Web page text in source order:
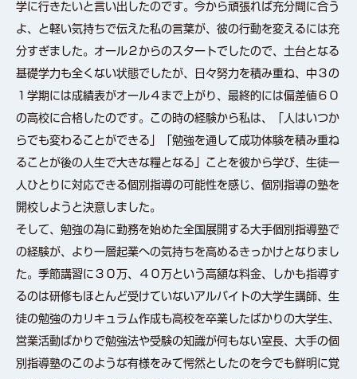
学に行きたいと言い出したのです。今から頑張れば充分間に合う
よ、と軽い気持ちで伝えた私の言葉が、彼の行動を変えるには充
分すぎました。オール２からのスタートでしたので、土台となる
基礎学力も全くない状態でしたが、日々努力を積み重ね、中３の
１学期には成績表がオール４まで上がり、最終的には偏差値６０
の高校に合格したのです。この時の経験から私は、「人はいつか
らでも変わることができる」「勉強を通して成功体験を積み重ね
ることが後の人生で大きな糧となる」ことを彼から学び、生徒一
人ひとりに対応できる個別指導の可能性を感じ、個別指導の塾を
開校しようと決意しました。
そして、勉強の為に勤務を始めた全国展開する大手個別指導塾で
の経験が、より一層起業への気持ちを高めるきっかけとなりまし
た。季節講習に３０万、４０万という高額な料金、しかも指導す
るのは研修もほとんど受けていないアルバイトの大学生講師、生
徒の勉強のカリキュラム作成も高校を卒業したばかりの大学生、
営業活動ばかりで勉強法や受験の知識が何もない室長、大手の個
別指導塾のこのような有様をみて愕然としたのを今でも鮮明に覚